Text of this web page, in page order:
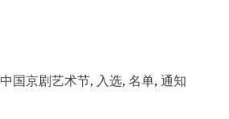
中国京剧艺术节, 入选, 名单, 通知